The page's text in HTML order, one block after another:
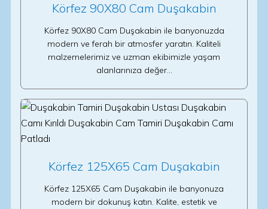
Körfez 90X80 Cam Duşakabin
Körfez 90X80 Cam Duşakabin ile banyonuzda
modern ve ferah bir atmosfer yaratın. Kaliteli
malzemelerimiz ve uzman ekibimizle yaşam
alanlarınıza değer…
Körfez 125X65 Cam Duşakabin
Körfez 125X65 Cam Duşakabin ile banyonuza
modern bir dokunuş katın. Kalite, estetik ve